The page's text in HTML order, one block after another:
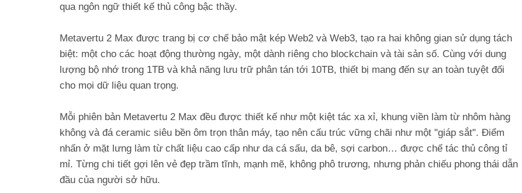
qua ngôn ngữ thiết kế thủ công bậc thầy.
Metavertu 2 Max được trang bị cơ chế bảo mật kép Web2 và Web3, tạo ra hai không gian sử dụng tách
biệt: một cho các hoạt động thường ngày, một dành riêng cho blockchain và tài sản số. Cùng với dung
lượng bộ nhớ trong 1TB và khả năng lưu trữ phân tán tới 10TB, thiết bị mang đến sự an toàn tuyệt đối
cho mọi dữ liệu quan trọng.
Mỗi phiên bản Metavertu 2 Max đều được thiết kế như một kiệt tác xa xỉ, khung viền làm từ nhôm hàng
không và đá ceramic siêu bền ôm trọn thân máy, tạo nên cấu trúc vững chãi như một "giáp sắt". Điểm
nhấn ở mặt lưng làm từ chất liệu cao cấp như da cá sấu, da bê, sợi carbon… được chế tác thủ công tỉ
mỉ. Từng chi tiết gợi lên vẻ đẹp trầm tĩnh, mạnh mẽ, không phô trương, nhưng phản chiếu phong thái dẫn
đầu của người sở hữu.